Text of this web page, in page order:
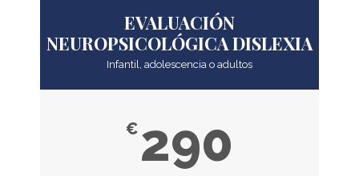
EVALUACIÓN
NEUROPSICOLÓGICA DISLEXIA
Infantil, adolescencia o adultos
€ 290